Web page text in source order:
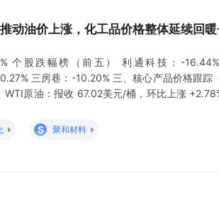
动油价上涨，化工品价格整体延续回
个股跌幅榜（前五） 利通科技：-
三房巷：-10.20% 三、核心产品价格跟踪
原油：报收 67.02美元/桶，环比上涨
S 聚和材料